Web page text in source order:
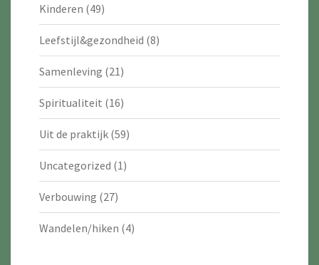
Kinderen (49)
Leefstijl&gezondheid (8)
Samenleving (21)
Spiritualiteit (16)
Uit de praktijk (59)
Uncategorized (1)
Verbouwing (27)
Wandelen/hiken (4)